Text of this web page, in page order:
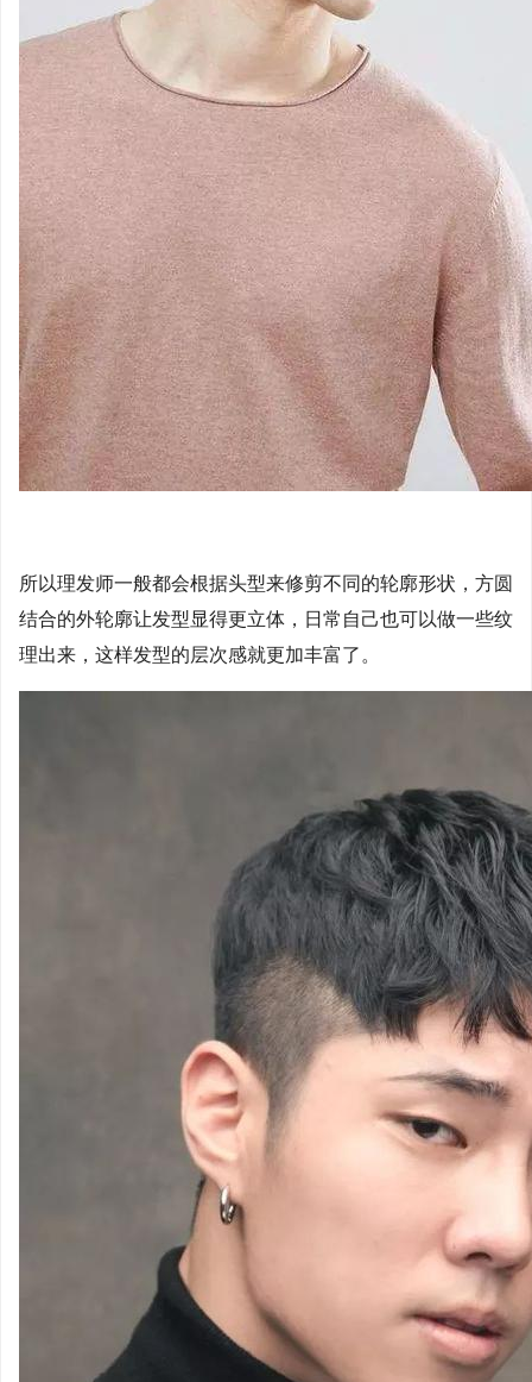
所以理发师一般都会根据头型来修剪不同的轮廓形状，方圆
结合的外轮廓让发型显得更立体，日常自己也可以做一些纹
理出来，这样发型的层次感就更加丰富了。